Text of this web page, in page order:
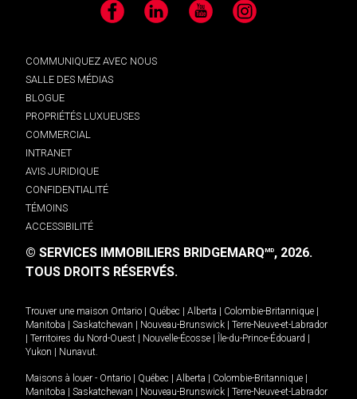
Facebook LinkedIn YouTube Instagram
COMMUNIQUEZ AVEC NOUS
SALLE DES MÉDIAS
BLOGUE
PROPRIÉTÉS LUXUEUSES
COMMERCIAL
INTRANET
AVIS JURIDIQUE
CONFIDENTIALITÉ
TÉMOINS
ACCESSIBILITÉ
© SERVICES IMMOBILIERS BRIDGEMARQMD, 2026.
TOUS DROITS RÉSERVÉS.
Trouver une maison Ontario Québec Alberta Colombie-Britannique
Manitoba
Saskatchewan Nouveau-Brunswick
Terre-Neuve-et-Labrador
Territoires du Nord-Ouest Nouvelle-Écosse Île-du-Prince-Édouard
Yukon
Nunavut.
Maisons à louer - Ontario Québec Alberta Colombie-Britannique
Manitoba
Saskatchewan Nouveau-Brunswick
Terre-Neuve-et-Labrador